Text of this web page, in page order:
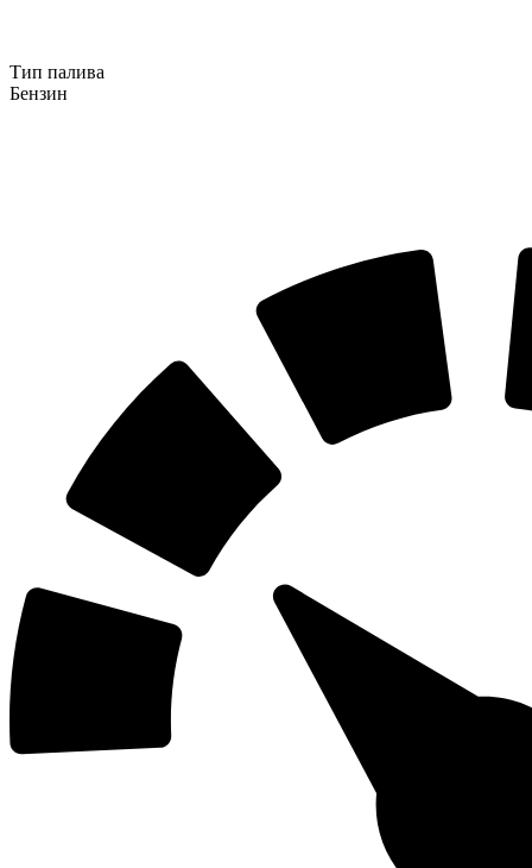
Тип палива
Бензин